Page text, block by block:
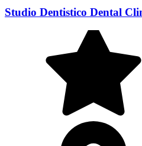
Studio Dentistico Dental